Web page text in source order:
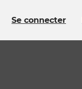
Se connecter